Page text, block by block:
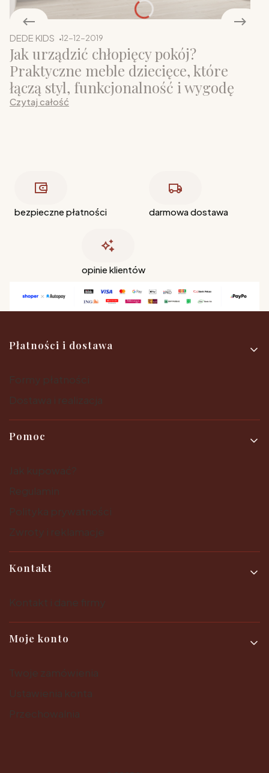
DEDE KIDS 12-12-2019
Jak urządzić chłopięcy pokój?
Praktyczne meble dziecięce, które
łączą styl, funkcjonalność i wygodę
Czytaj całość
bezpieczne płatności darmowa dostawa
opinie klientów
Linki w stopce
Płatności i dostawa
Pomoc
Kontakt
Moje konto